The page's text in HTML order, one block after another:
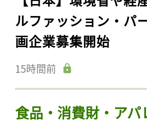
ルファッション・パ
画企業募集開始
15時間前
食品・消費財・アパ